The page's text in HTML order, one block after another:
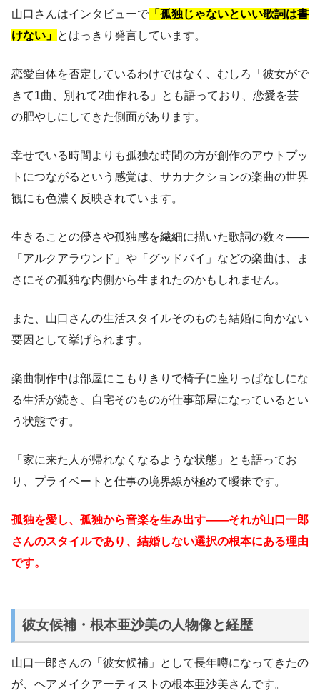
山口さんはインタビューで 「孤独じゃないといい歌詞は書
けない」 とはっきり発言しています。
恋愛自体を否定しているわけではなく、むしろ「彼女がで
きて1曲、別れて2曲作れる」とも語っており、恋愛を芸
の肥やしにしてきた側面があります。
幸せでいる時間よりも孤独な時間の方が創作のアウトプッ
トにつながるという感覚は、サカナクションの楽曲の世界
観にも色濃く反映されています。
生きることの儚さや孤独感を繊細に描いた歌詞の数々——
「アルクアラウンド」や「グッドバイ」などの楽曲は、ま
さにその孤独な内側から生まれたのかもしれません。
また、山口さんの生活スタイルそのものも結婚に向かない
要因として挙げられます。
楽曲制作中は部屋にこもりきりで椅子に座りっぱなしにな
る生活が続き、自宅そのものが仕事部屋になっているとい
う状態です。
「家に来た人が帰れなくなるような状態」とも語ってお
り、プライベートと仕事の境界線が極めて曖昧です。
孤独を愛し、孤独から音楽を生み出す——それが山口一郎
さんのスタイルであり、結婚しない選択の根本にある理由
です。
彼女候補・根本亜沙美の人物像と経歴
山口一郎さんの「彼女候補」として長年噂になってきたの
が、ヘアメイクアーティストの根本亜沙美さんです。